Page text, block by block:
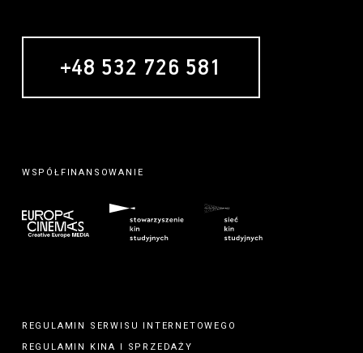
+48 532 726 581
MECENAS
WSPÓŁFINANSOWANIE
REGULAMIN SERWISU INTERNETOWEGO
REGULAMIN KINA I
SPRZEDAŻY